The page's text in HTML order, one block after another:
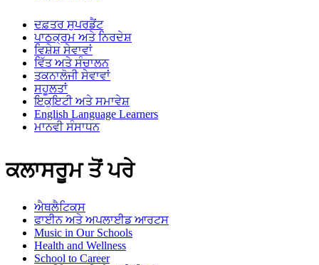
ਦਫ਼ਤਰ ਸੁਪਰਡੈਂਟ
ਪਾਠਕ੍ਰਮ ਅਤੇ ਨਿਰਦੇਸ਼
ਵਿਸ਼ੇਸ਼ ਸੇਵਾਵਾਂ
ਵਿੱਤ ਅਤੇ ਸੰਚਾਲਨ
ਤਕਨਾਲੋਜੀ ਸੇਵਾਵਾਂ
ਸਹੂਲਤਾਂ
ਇਕੁਇਟੀ ਅਤੇ ਸਮਾਵੇਸ਼
English Language Learners
ਮਾਨਵੀ ਸੰਸਾਧਨ
ਕਲਾਸਰੂਮ ਤੋਂ ਪਰੇ
ਐਥਲੈਟਿਕਸ
ਫਾਈਨ ਅਤੇ ਅਪਲਾਈਡ ਆਰਟਸ
Music in Our Schools
Health and Wellness
School to Career